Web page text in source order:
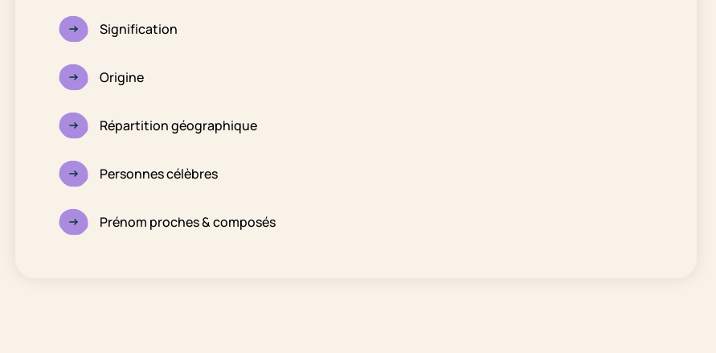
Signification
Origine
Répartition géographique
Personnes célèbres
Prénom proches & composés